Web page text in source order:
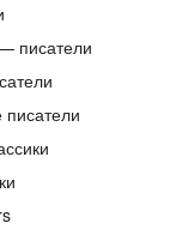
писатели
писатели